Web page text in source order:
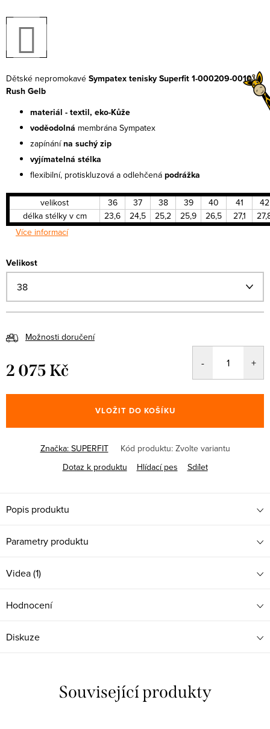
Dětské nepromokavé Sympatex tenisky Superfit 1-000209-0010
Rush Gelb
materiál - textil, eko-Kůže
voděodolná membrána Sympatex
zapínánína suchý zip
vyjímatelná stélka
flexibilní, protiskluzová a odlehčená podrážka
velikost 36 37 38 39 40 41
42
délka stélky v cm
23,6 24,5 25,2 25,9 26,5 27,1
Více informací
Velikost
Možnosti doručení
2 075 Kč
cena:
VLOŽIT DO KOŠÍKU
Značka: SUPERFIT Kód produktu: Zvolte variantu
Dotaz k produktu
Hlídací pes Sdílet
Popis produktu
Parametry produktu
Videa (1)
Hodnocení
Diskuze
Související produkty